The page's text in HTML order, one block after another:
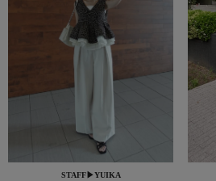
STAFF▶YUIKA